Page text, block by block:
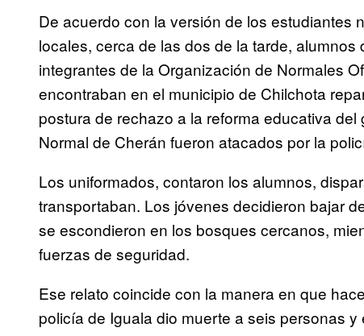
De acuerdo con la versión de los estudiantes
locales, cerca de las dos de la tarde,
integrantes de la Organización de Normales
encontraban en el municipio de Chilchota
postura de rechazo a la reforma educativa
Normal de Cherán fueron atacados por la
Los uniformados, contaron los alumnos,
transportaban. Los jóvenes decidieron bajar
se escondieron en los bosques cercanos,
fuerzas de seguridad.
Ese relato coincide con la manera en que
policía de Iguala dio muerte a seis personas